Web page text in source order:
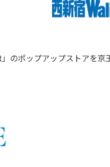
のポップアップストアを京